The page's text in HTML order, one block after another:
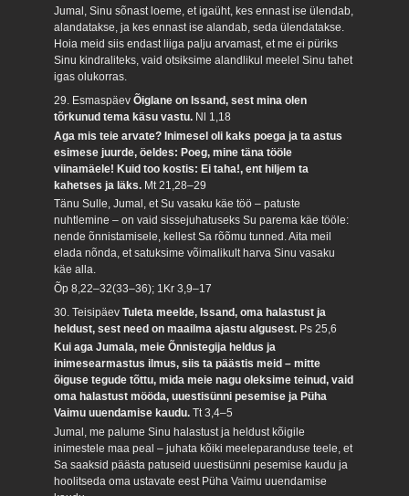
Jumal, Sinu sõnast loeme, et igaüht, kes ennast ise ülendab,
alandatakse, ja kes ennast ise alandab, seda ülendatakse.
Hoia meid siis endast liiga palju arvamast, et me ei püriks
Sinu kindraliteks, vaid otsiksime alandlikul meelel Sinu tahet
igas olukorras.
29. EsmaspäevÕiglane on Issand, sest mina olen
tõrkunud tema käsu vastu. Nl 1,18
Aga mis teie arvate? Inimesel oli kaks poega ja ta astus
esimese juurde, öeldes: Poeg, mine täna tööle
viinamäele! Kuid too kostis: Ei taha!, ent hiljem ta
kahetses ja läks. Mt 21,28–29
Tänu Sulle, Jumal, et Su vasaku käe töö – patuste
nuhtlemine – on vaid sissejuhatuseks Su parema käe tööle:
nende õnnistamisele, kellest Sa rõõmu tunned. Aita meil
elada nõnda, et satuksime võimalikult harva Sinu vasaku
käe alla.
Õp 8,22–32(33–36); 1Kr 3,9–17
30. TeisipäevTuleta meelde, Issand, oma halastust ja
heldust, sest need on maailma ajastu algusest. Ps 25,6
Kui aga Jumala, meie Õnnistegija heldus ja
inimesearmastus ilmus, siis ta päästis meid – mitte
õiguse tegude tõttu, mida meie nagu oleksime teinud, vaid
oma halastust mööda, uuestisünni pesemise ja Püha
Vaimu uuendamise kaudu.Tt 3,4–5
Jumal, me palume Sinu halastust ja heldust kõigile
inimestele maa peal – juhata kõiki meeleparanduse teele, et
Sa saaksid päästa patuseid uuestisünni pesemise kaudu ja
hoolitseda oma ustavate eest Püha Vaimu uuendamise